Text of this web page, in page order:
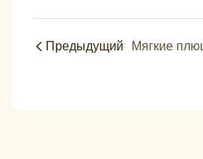
Предыдущий